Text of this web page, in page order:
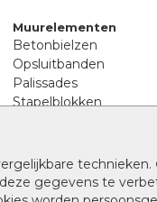
technieken.
gegevens te
Muurelementen
Betonbielzen
Opsluitbanden
Palissades
Stapelblokken
Afwatering en diversen
Beplantings en
Split, grind en zand